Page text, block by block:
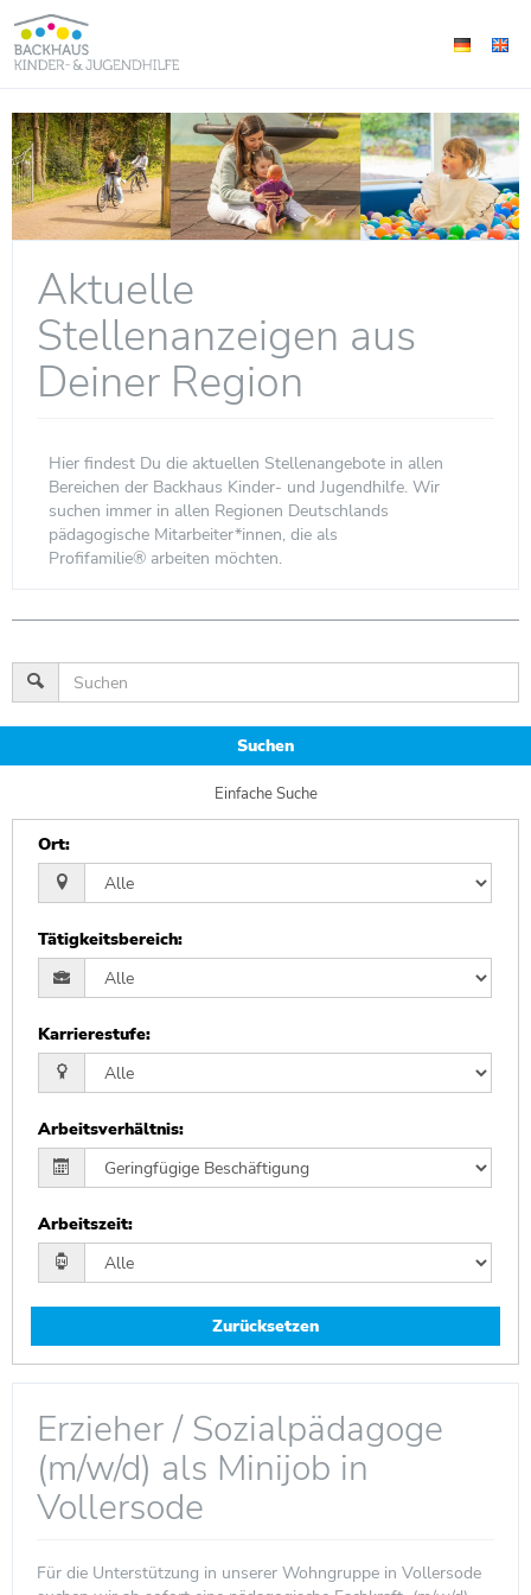
Aktuelle
Stellenanzeigen aus
Deiner Region
Hier findest Du die aktuellen Stellenangebote in allen
Bereichen der Backhaus Kinder- und Jugendhilfe. Wir
suchen immer in allen Regionen Deutschlands
pädagogische Mitarbeiter*innen, die als
Profifamilie® arbeiten möchten.
Suchen
Einfache Suche
Ort:
Tätigkeitsbereich:
Karrierestufe:
Arbeitsverhältnis:
Arbeitszeit:
Zurücksetzen
Erzieher / Sozialpädagoge
(m/w/d) als Minijob in
Vollersode
Für die Unterstützung in unserer Wohngruppe in Vollersode